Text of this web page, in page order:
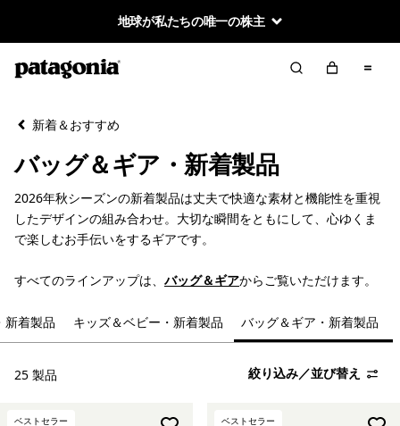
地球が私たちの唯一の株主
絞り込み／並び替え
絞り込み
在庫のあるカラー
絞り込み
スポーツ
絞り込み
容量
新着＆おすすめ
バッグ＆ギア・新着製品
2026年秋シーズンの新着製品は丈夫で快適な素材と機能性を重視
したデザインの組み合わせ。大切な瞬間をともにして、心ゆくま
で楽しむお手伝いをするギアです。
すべてのラインアップは、 バッグ＆ギアからご覧いただけます。
新着製品 キッズ＆ベビー・新着製品 バッグ＆ギア・新着製品
25 製品 絞り込み／並び替え
ベストセラー ベストセラー